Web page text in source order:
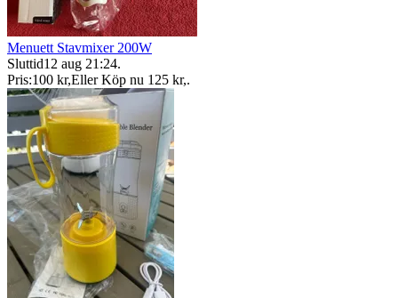
Menuett Stavmixer 200W
Sluttid12 aug 21:24.
Pris:100 kr,Eller Köp nu 125 kr,.